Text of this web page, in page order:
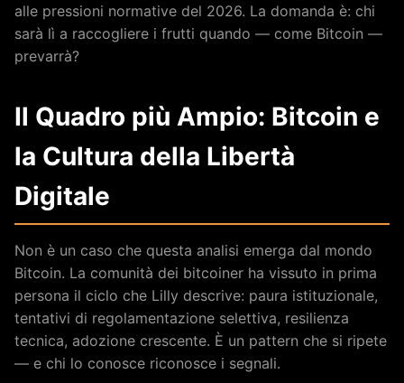
alle pressioni normative del 2026. La domanda è: chi
sarà lì a raccogliere i frutti quando — come Bitcoin —
prevarrà?
Il Quadro più Ampio: Bitcoin e
la Cultura della Libertà
Digitale
Non è un caso che questa analisi emerga dal mondo
Bitcoin. La comunità dei bitcoiner ha vissuto in prima
persona il ciclo che Lilly descrive: paura istituzionale,
tentativi di regolamentazione selettiva, resilienza
tecnica, adozione crescente. È un pattern che si ripete
— e chi lo conosce riconosce i segnali.